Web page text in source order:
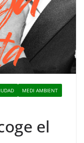
MEDI AMBIENT
el